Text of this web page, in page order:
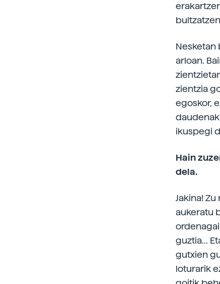
Nesketan
arloan.
zientzia
egoskor,
ikuspegi
Hain
dela.
Jakina!
aukeratu
guztia...
gutxien
loturarik